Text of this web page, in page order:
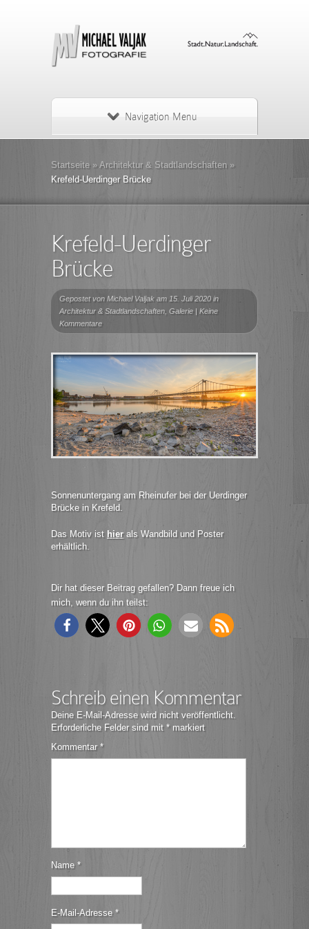
Navigation Menu
Startseite » Architektur & Stadtlandschaften »
Krefeld-Uerdinger Brücke
Krefeld-Uerdinger
Brücke
Gepostet von Michael Valjak am 15. Juli 2020 in
Architektur & Stadtlandschaften Galerie | Keine
Kommentare
Sonnenuntergang am Rheinufer bei der Uerdinger
Brücke in Krefeld.
Das Motiv ist hier als Wandbild und Poster
erhältlich.
Dir hat dieser Beitrag gefallen? Dann freue ich
mich, wenn du ihn teilst:
Schreib einen Kommentar
Deine E-Mail-Adresse wird nicht veröffentlicht.
Erforderliche Felder sind mit * markiert
Kommentar*
Name *
E-Mail-Adresse *